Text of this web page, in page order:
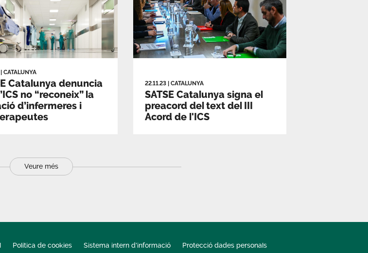
CATALUNYA
Catalunya denuncia
no “reconeix” la
d’infermeres i
22.11.23 |CATALUNYA
SATSE Catalunya signa el
preacord del text del III
Acord de l'ICS
Veure més
Política de cookies Sistema intern d'informació Protecció dades personals